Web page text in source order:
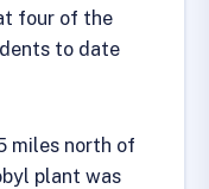
four of the
to date
miles north of
plant was